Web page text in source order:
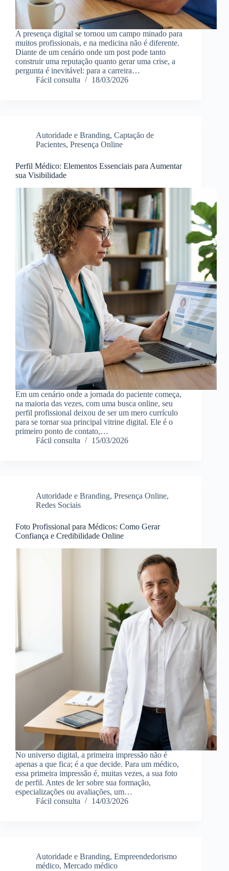
A presença digital se tornou um campo minado para
muitos profissionais, e na medicina não é diferente.
Diante de um cenário onde um post pode tanto
construir uma reputação quanto gerar uma crise, a
pergunta é inevitável: para a carreira…
Fácil consulta
18/03/2026
Autoridade e Branding, Captação de
Pacientes, Presença Online
Perfil Médico: Elementos Essenciais para Aumentar
sua Visibilidade
Em um cenário onde a jornada do paciente começa,
na maioria das vezes, com uma busca online, seu
perfil profissional deixou de ser um mero currículo
para se tornar sua principal vitrine digital. Ele é o
primeiro ponto de contato,…
Fácil consulta
15/03/2026
Autoridade e Branding, Presença Online,
Redes Sociais
Foto Profissional para Médicos: Como Gerar
Confiança e Credibilidade Online
No universo digital, a primeira impressão não é
apenas a que fica; é a que decide. Para um médico,
essa primeira impressão é, muitas vezes, a sua foto
de perfil. Antes de ler sobre sua formação,
especializações ou avaliações, um…
Fácil consulta
14/03/2026
Autoridade e Branding, Empreendedorismo
médico, Mercado médico